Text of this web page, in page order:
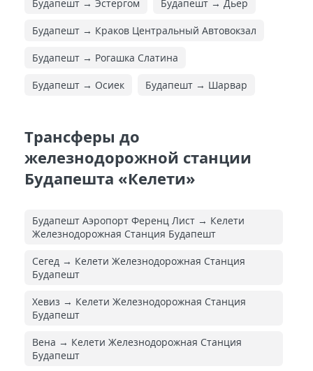
Будапешт → Эстергом Будапешт → Дьер
Будапешт → Краков Центральный Автовокзал
Будапешт → Рогашка Слатина
Будапешт → Осиек Будапешт → Шарвар
Трансферы до
железнодорожной станции
Будапешта «Келети»
Будапешт Аэропорт Ференц Лист → Келети
Железнодорожная Cтанция Будапешт
Сегед → Келети Железнодорожная Cтанция
Будапешт
Хевиз → Келети Железнодорожная Cтанция
Будапешт
Вена → Келети Железнодорожная Cтанция
Будапешт